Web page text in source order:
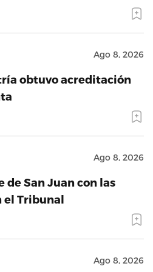
Ago 8, 2026
obtuvo acreditación
Ago 8, 2026
de San Juan con las
el Tribunal
Ago 8, 2026